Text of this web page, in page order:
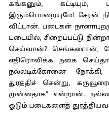
கங்கனும், கட்டியும்,
இரும்பொறையுமே! சேரன்
விட்டான். படைகள்
படையில், சிறைப்பட்டு
செய்வான்? செங்கணான்,
எதிரொலிக்க நகை
நல்லடிக்கோனை
துரத்திச் சென்று,
முன்னதாக” என்றான்.
ஓடும் படைகளைத்